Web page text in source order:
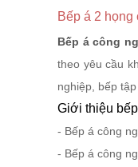
Bếp á 2
Bếp á công
theo yêu cầu
nghiệp, bếp
Giới thiệu
- Bếp á công
- Bếp á công